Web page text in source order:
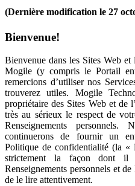
(Dernière modification le 27
Bienvenue!
Bienvenue dans les Sites Web
Mogile (y compris le Portail
remercions d’utiliser nos
trouverez utiles. Mogile
propriétaire des Sites Web et de
très au sérieux le respect de
Renseignements
continuerons de fournir un
Politique de confidentialité (la «
strictement la façon dont il
Renseignements personnels et
de le lire attentivement.